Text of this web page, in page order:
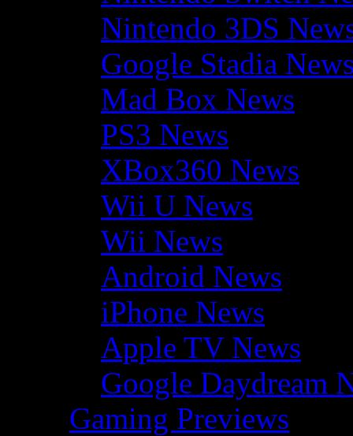
Nintendo 3DS
Google Stadia
Mad Box News
PS3 News
XBox360 News
Wii U News
Wii News
Android News
iPhone News
Apple TV News
Google Daydream
Gaming Previews